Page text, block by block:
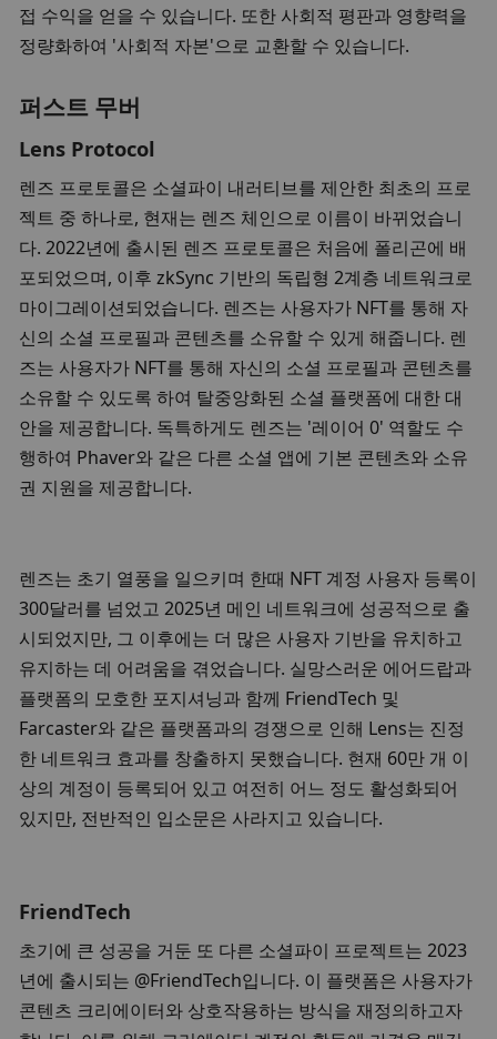
접 수익을 얻을 수 있습니다. 또한 사회적 평판과 영향력을
정량화하여 '사회적 자본'으로 교환할 수 있습니다.
퍼스트 무버
Lens Protocol
렌즈 프로토콜은 소셜파이 내러티브를 제안한 최초의 프로
젝트 중 하나로, 현재는 렌즈 체인으로 이름이 바뀌었습니
다. 2022년에 출시된 렌즈 프로토콜은 처음에 폴리곤에 배
포되었으며, 이후 zkSync 기반의 독립형 2계층 네트워크로
마이그레이션되었습니다. 렌즈는 사용자가 NFT를 통해 자
신의 소셜 프로필과 콘텐츠를 소유할 수 있게 해줍니다. 렌
즈는 사용자가 NFT를 통해 자신의 소셜 프로필과 콘텐츠를
소유할 수 있도록 하여 탈중앙화된 소셜 플랫폼에 대한 대
안을 제공합니다. 독특하게도 렌즈는 '레이어 0' 역할도 수
행하여 Phaver와 같은 다른 소셜 앱에 기본 콘텐츠와 소유
권 지원을 제공합니다.
렌즈는 초기 열풍을 일으키며 한때 NFT 계정 사용자 등록이
300달러를 넘었고 2025년 메인 네트워크에 성공적으로 출
시되었지만, 그 이후에는 더 많은 사용자 기반을 유치하고
유지하는 데 어려움을 겪었습니다. 실망스러운 에어드랍과
플랫폼의 모호한 포지셔닝과 함께 FriendTech 및
Farcaster와 같은 플랫폼과의 경쟁으로 인해 Lens는 진정
한 네트워크 효과를 창출하지 못했습니다. 현재 60만 개 이
상의 계정이 등록되어 있고 여전히 어느 정도 활성화되어
있지만, 전반적인 입소문은 사라지고 있습니다.
FriendTech
초기에 큰 성공을 거둔 또 다른 소셜파이 프로젝트는 2023
년에 출시되는 @FriendTech입니다. 이 플랫폼은 사용자가
콘텐츠 크리에이터와 상호작용하는 방식을 재정의하고자